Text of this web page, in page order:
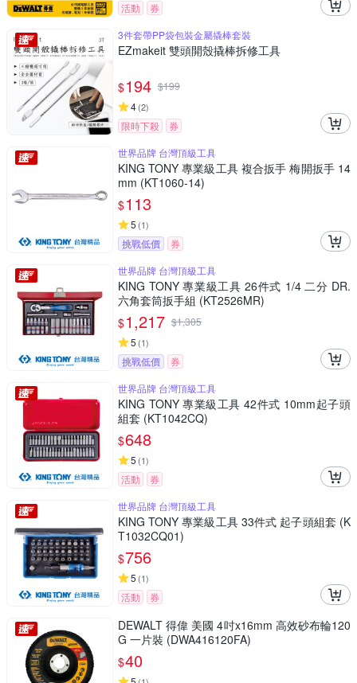
活動
券
3件套帶PP袋包裝金屬撬棒套裝
EZmakeit 雙頭開殼撬棒拆修工具
$194 $199
4(2)
限時下殺
券
世界品牌 台灣頂級工具
KING TONY 專業級工具 複合扳手 梅開扳手 14
mm (KT1060-14)
$113
5 (1)
挑戰低價
券
世界品牌 台灣頂級工具
KING TONY 專業級工具 26件式 1/4 二分 DR.
六角套筒扳手組 (KT2526MR)
$1,217 $1,305
5 (1)
挑戰低價
券
世界品牌 台灣頂級工具
KING TONY 專業級工具 42件式 10mm起子頭
組套 (KT1042CQ)
$648
5 (1)
活動
券
世界品牌 台灣頂級工具
KING TONY 專業級工具 33件式 起子頭組套 (K
T1032CQ01)
$756
5 (1)
活動 券
DEWALT 得偉 美國 4吋x16mm 高效砂布輪120
G 一片裝 (DWA416120FA)
$40